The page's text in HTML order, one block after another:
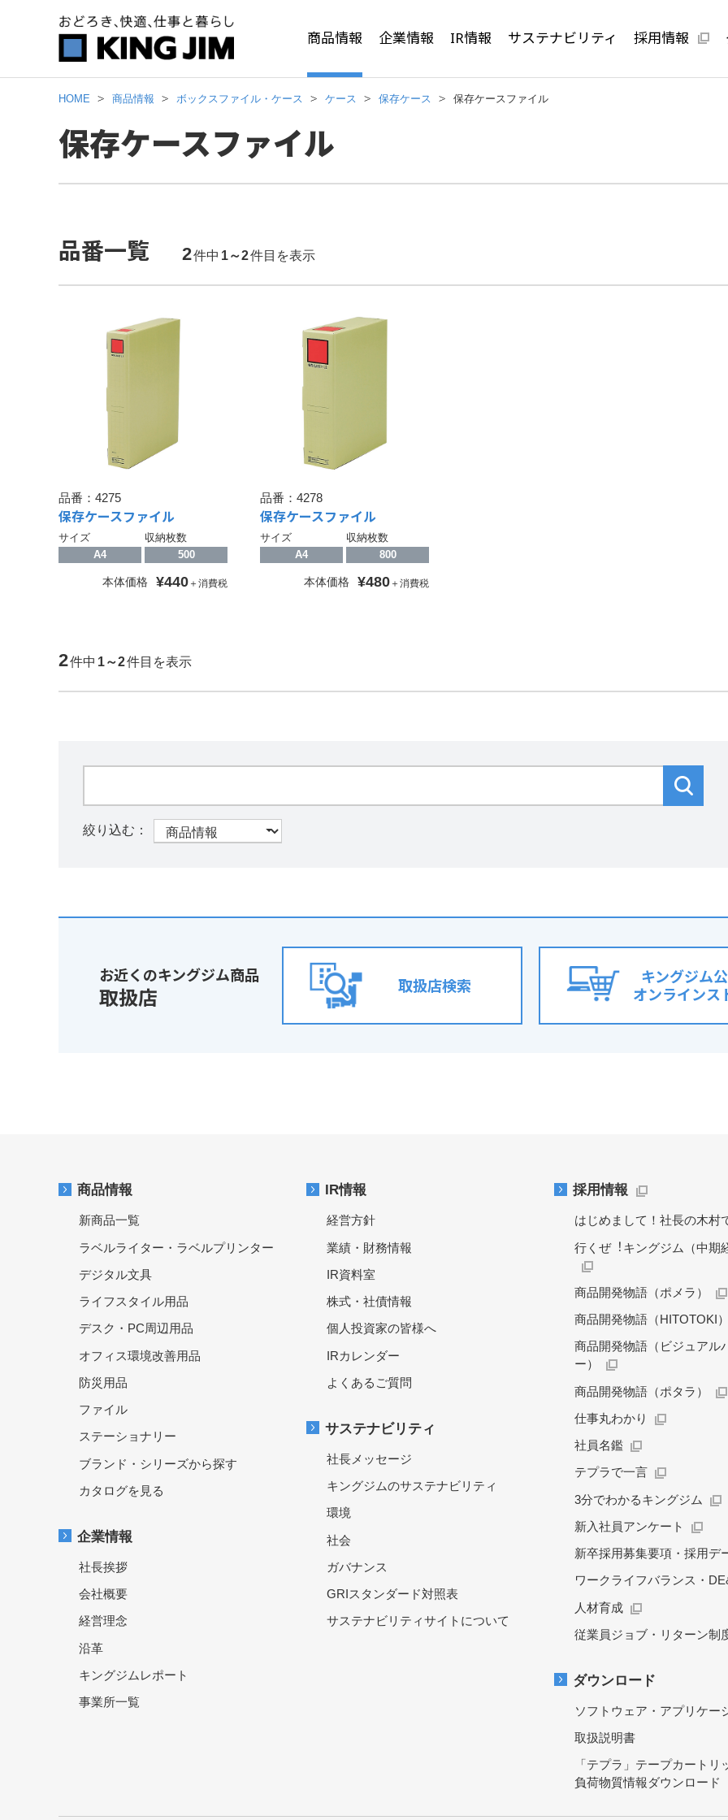
商品情報 企業情報 IR情報 サステナビリティ 採用情報
HOME 商品情報 ボックスファイル・ケース ケース 保存ケース 保存ケースファイル
保存ケースファイル
品番一覧 2件中 1～2件目を表示
品番： 4275
保存ケースファイル
サイズ
A4
収納枚数
500
本体価格 ¥440 ＋消費税
品番： 4278
保存ケースファイル
サイズ
A4
収納枚数
800
本体価格 ¥480 ＋消費税
2件中 1～2件目を表示
お近くのキングジム商品
取扱店 取扱店検索
キングジム
オンラインス
商品情報
新商品一覧
ラベルライター・ラベルプリンター
デジタル文具
ライフスタイル用品
デスク・PC周辺用品
オフィス環境改善用品
防災用品
ファイル
ステーショナリー
ブランド・シリーズから探す
カタログを見る
企業情報
社長挨拶
会社概要
経営理念
沿革
キングジムレポート
事業所一覧
IR情報
経営方針
業績・財務情報
IR資料室
株式・社債情報
個人投資家の皆様へ
IRカレンダー
よくあるご質問
サステナビリティ
社長メッセージ
キングジムのサステナビリティ
環境
社会
ガバナンス
GRIスタンダード対照表
サステナビリティサイトについて
採用情報
はじめまして！社長の木村
行くぜ︕キングジム（中期
商品開発物語（ポメラ）
商品開発物語（HITOTOKI
商品開発物語（ビジュアル
ー）
商品開発物語（ポタラ）
仕事丸わかり
社員名鑑
テプラで一言
3分でわかるキングジム
新入社員アンケート
新卒採用募集要項・採用デ
ワークライフバランス・
人材育成
従業員ジョブ・リターン制
ダウンロード
ソフトウェア・アプリケー
取扱説明書
「テプラ」テープカート
負荷物質情報ダウンロード